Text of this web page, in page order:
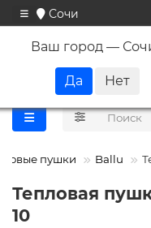
Сочи
Ваш город —
пушки Ballu
Тепловая
10